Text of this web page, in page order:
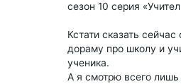
сезон 10 серия
Кстати сказать
дораму про школу и
ученика.
А я смотрю всего